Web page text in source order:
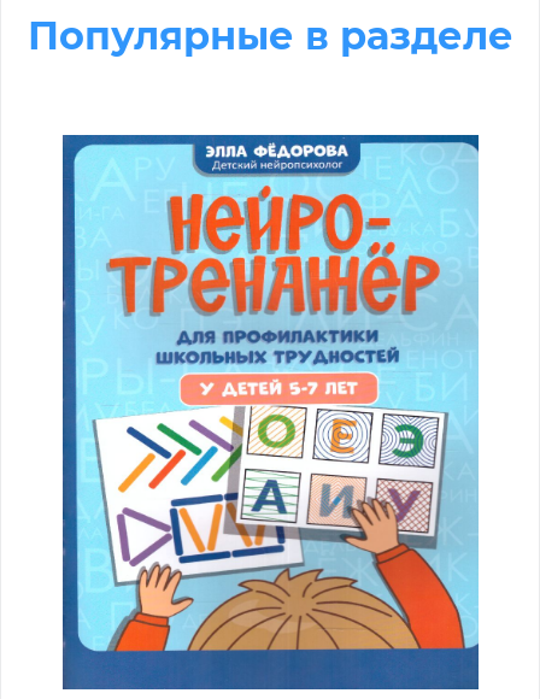
Популярные в разделе